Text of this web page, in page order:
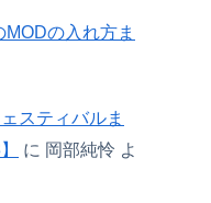
MODの入れ方ま
スティバルま
に 岡部純怜 よ